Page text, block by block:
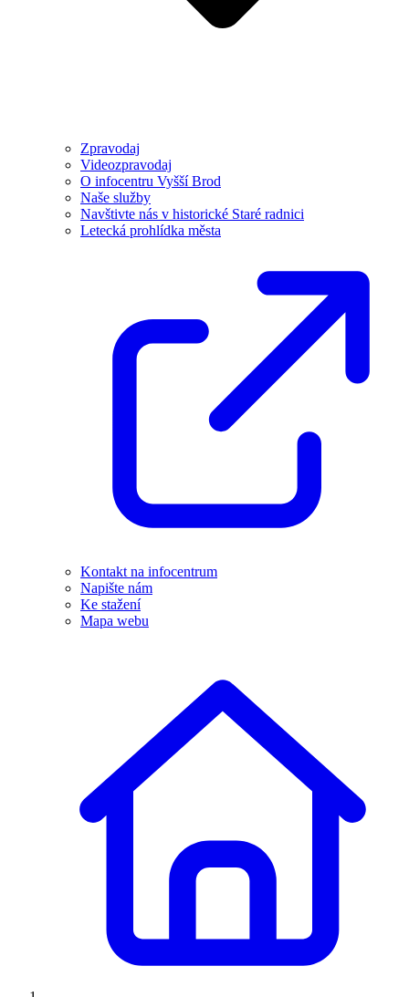
Zpravodaj
Videozpravodaj
O infocentru Vyšší Brod
Naše služby
Navštivte nás v historické Staré radnici
Letecká prohlídka města
Kontakt na infocentrum
Napište nám
Ke stažení
Mapa webu